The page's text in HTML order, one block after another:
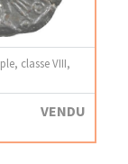
classe VIII,
VENDU